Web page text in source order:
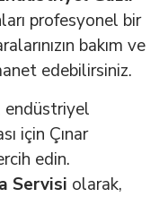
profesyonel bir
bakım ve
edebilirsiniz.
endüstriyel
için Çınar
edin.
Servisi olarak,